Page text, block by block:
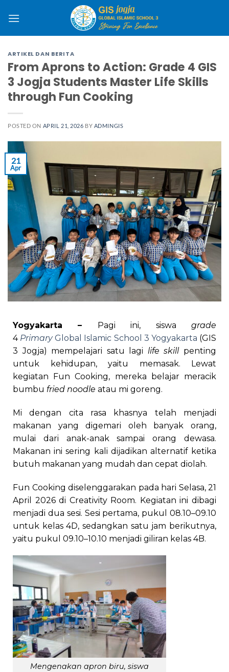
ARTIKEL DAN BERITA
From Aprons to Action: Grade 4 GIS
3 Jogja Students Master Life Skills
through Fun Cooking
POSTED ON APRIL 21, 2026 BY ADMINGIS
21
Apr
Yogyakarta – Pagi ini, siswagrade
4 PrimaryGlobal Islamic School 3 Yogyakarta (GIS
3 Jogja) mempelajari satu lagi life skill penting
untuk kehidupan, yaitu memasak. Lewat
kegiatan Fun Cooking, mereka belajar meracik
bumbu fried noodle atau mi goreng.
Mi dengan cita rasa khasnya telah menjadi
makanan yang digemari oleh banyak orang,
mulai dari anak-anak sampai orang dewasa.
Makanan ini sering kali dijadikan alternatif ketika
butuh makanan yang mudah dan cepat diolah.
Fun Cooking diselenggarakan pada hari Selasa, 21
April 2026 di Creativity Room. Kegiatan ini dibagi
menjadi dua sesi. Sesi pertama, pukul 08.10–09.10
untuk kelas 4D, sedangkan satu jam berikutnya,
yaitu pukul 09.10–10.10 menjadi giliran kelas 4B.
Mengenakan apron biru, siswa